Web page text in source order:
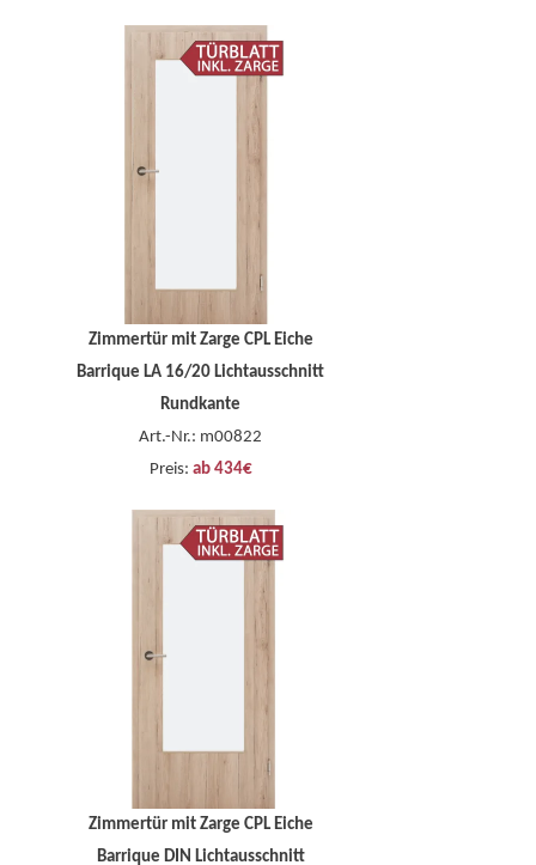
Zimmertür mit Zarge CPL Eiche
Barrique LA 16/20 Lichtausschnitt
Rundkante
Art.-Nr.: m00822
Preis: ab 434€
Zimmertür mit Zarge CPL Eiche
Barrique DIN Lichtausschnitt